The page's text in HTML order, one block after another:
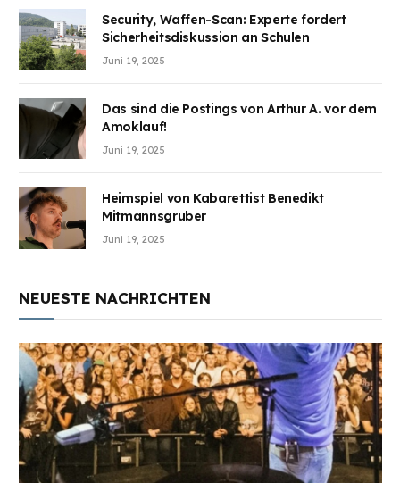
Security, Waffen-Scan: Experte fordert
Sicherheitsdiskussion an Schulen
Juni 19, 2025
Das sind die Postings von Arthur A. vor dem
Amoklauf!
Juni 19, 2025
Heimspiel von Kabarettist Benedikt
Mitmannsgruber
Juni 19, 2025
NEUESTE NACHRICHTEN